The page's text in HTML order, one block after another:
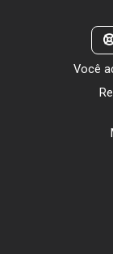
Você